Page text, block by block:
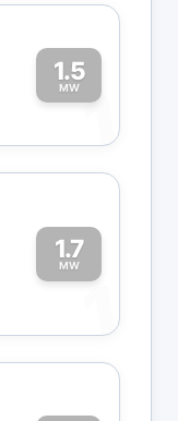
1.5
MW1
1.7
MW
1